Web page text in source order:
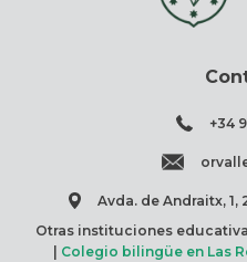
+34
Avda. de Andraitx, 1,
Otras instituciones
Colegio bilingüe en Las